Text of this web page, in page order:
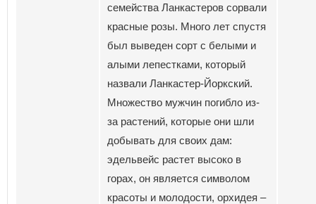
семейства Ланкастеров сорвали
красные розы. Много лет спустя
был выведен сорт с белыми и
алыми лепестками, который
назвали Ланкастер-Йоркский.
Множество мужчин погибло из-
за растений, которые они шли
добывать для своих дам:
эдельвейс растет высоко в
горах, он является символом
красоты и молодости, орхидея –